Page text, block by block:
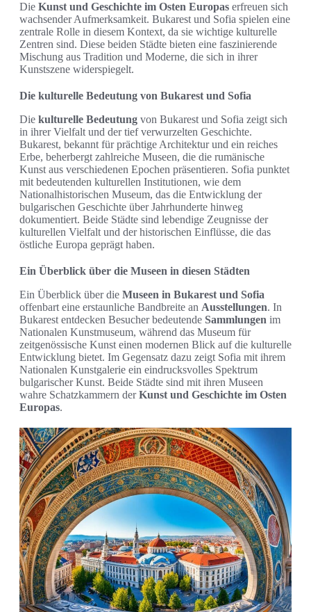
Die Kunst und Geschichte im Osten Europas erfreuen sich
wachsender Aufmerksamkeit. Bukarest und Sofia spielen eine
zentrale Rolle in diesem Kontext, da sie wichtige kulturelle
Zentren sind. Diese beiden Städte bieten eine faszinierende
Mischung aus Tradition und Moderne, die sich in ihrer
Kunstszene widerspiegelt.
Die kulturelle Bedeutung von Bukarest und Sofia
Die kulturelle Bedeutung von Bukarest und Sofia zeigt sich
in ihrer Vielfalt und der tief verwurzelten Geschichte.
Bukarest, bekannt für prächtige Architektur und ein reiches
Erbe, beherbergt zahlreiche Museen, die die rumänische
Kunst aus verschiedenen Epochen präsentieren. Sofia punktet
mit bedeutenden kulturellen Institutionen, wie dem
Nationalhistorischen Museum, das die Entwicklung der
bulgarischen Geschichte über Jahrhunderte hinweg
dokumentiert. Beide Städte sind lebendige Zeugnisse der
kulturellen Vielfalt und der historischen Einflüsse, die das
östliche Europa geprägt haben.
Ein Überblick über die Museen in diesen Städten
Ein Überblick über die Museen in Bukarest und Sofia
offenbart eine erstaunliche Bandbreite an Ausstellungen. In
Bukarest entdecken Besucher bedeutende Sammlungen im
Nationalen Kunstmuseum, während das Museum für
zeitgenössische Kunst einen modernen Blick auf die kulturelle
Entwicklung bietet. Im Gegensatz dazu zeigt Sofia mit ihrem
Nationalen Kunstgalerie ein eindrucksvolles Spektrum
bulgarischer Kunst. Beide Städte sind mit ihren Museen
wahre Schatzkammern derKunst und Geschichte im Osten
Europas.